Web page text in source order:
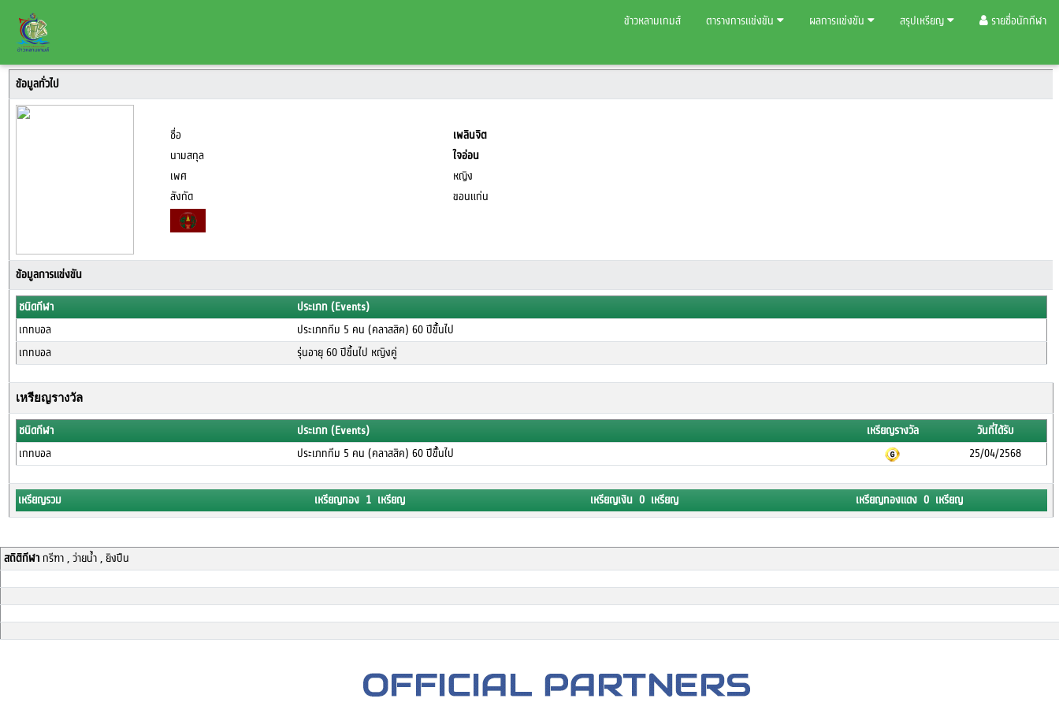
ข้าวหลามเกมส์ ตารางการแข่งขัน ผลการแข่งขัน สรุปเหรียญ รายชื่อนักกีฬา
ข้อมูลทั่วไป
ชื่อ
เพลินจิต
นามสกุล
ใจอ่อน
เพศ
หญิง
สังกัด
ขอนแก่น
ข้อมูลการแข่งขัน
ชนิดกีฬา
ประเภท (Events)
เกทบอล
ประเภททีม 5 คน (คลาสสิค) 60 ปีขึั้นไป
เกทบอล
รุ่นอายุ 60 ปีขึ้นไป หญิงคู่
เหรียญรางวัล
ชนิดกีฬา ประเภท (Events) เหรียญรางวัล
วันที่ได้รับ
เกทบอล
ประเภททีม 5 คน (คลาสสิค) 60 ปีขึั้นไป 25/04/2568
เหรียญรวม เหรียญทอง 1 เหรียญ เหรียญเงิน 0 เหรียญ เหรียญทองแดง 0 เหรียญ
สถิติกีฬากรีฑา , ว่ายน้ำ , ยิงปืน